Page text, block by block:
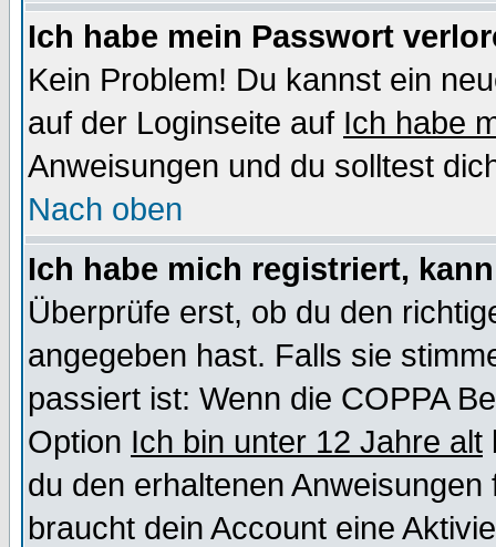
Ich habe mein Passwort
Kein Problem! Du kannst ein
auf der Loginseite auf Ich habe
Anweisungen und du solltest
Nach oben
Ich habe mich registriert,
Überprüfe erst, ob du den
angegeben hast. Falls sie
passiert ist: Wenn die COPPA
Option Ich bin unter 12 Jahre alt
du den erhaltenen
braucht dein Account eine